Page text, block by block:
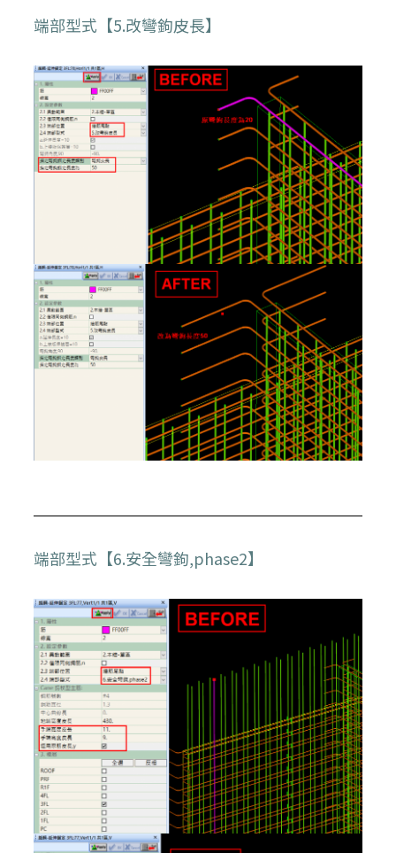
端部型式【5.改彎鉤皮長】
端部型式【6.安全彎鉤,phase2】